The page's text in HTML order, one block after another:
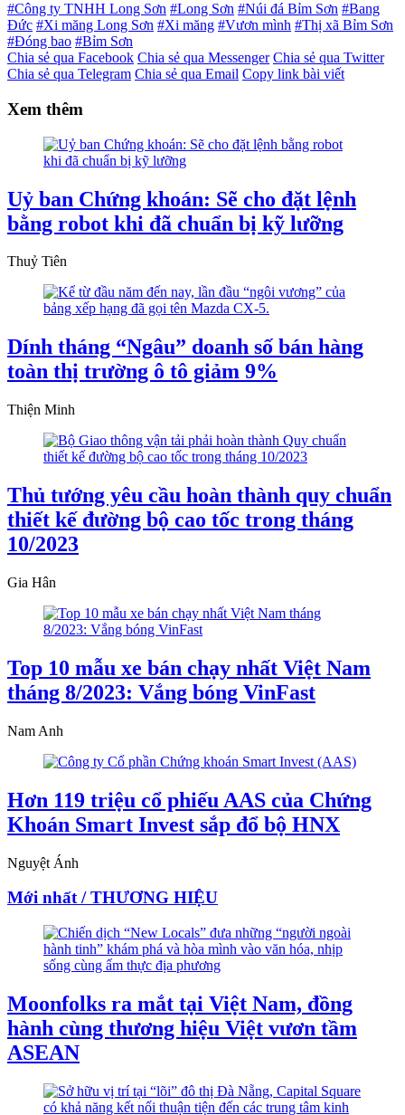
#Công ty TNHH Long Sơn #Long Sơn #Núi đá Bỉm Sơn #Bang
Đức #Xi măng Long Sơn #Xi măng #Vươn mình #Thị xã Bỉm Sơn
#Đóng bao #Bỉm Sơn
Chia sẻ qua Facebook Chia sẻ qua Messenger Chia sẻ qua Twitter
Chia sẻ qua Telegram Chia sẻ qua Email Copy link bài viết
Xem thêm
Uỷ ban Chứng khoán: Sẽ cho đặt lệnh
bằng robot khi đã chuẩn bị kỹ lưỡng
Thuỷ Tiên
Dính tháng “Ngâu” doanh số bán hàng
toàn thị trường ô tô giảm 9%
Thiện Minh
Thủ tướng yêu cầu hoàn thành quy chuẩn
thiết kế đường bộ cao tốc trong tháng
10/2023
Gia Hân
Top 10 mẫu xe bán chạy nhất Việt Nam
tháng 8/2023: Vắng bóng VinFast
Nam Anh
Hơn 119 triệu cổ phiếu AAS của Chứng
Khoán Smart Invest sắp đổ bộ HNX
Nguyệt Ánh
Mới nhất / THƯƠNG HIỆU
Moonfolks ra mắt tại Việt Nam, đồng
hành cùng thương hiệu Việt vươn tầm
ASEAN